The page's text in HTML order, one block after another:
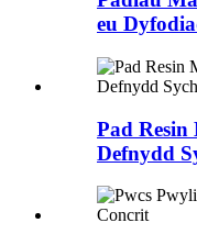
eu
Pad
Defnydd